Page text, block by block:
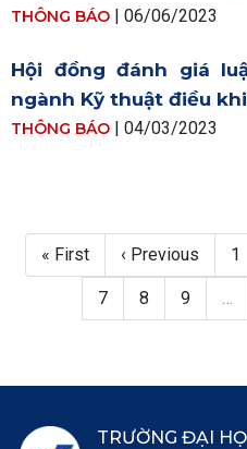
THÔNG BÁO | 06/06/2023
Hội đồng đánh giá
ngành Kỹ thuật điều
THÔNG BÁO | 04/03/2023
First page
« First Trang trước
‹ Previous 1
Page
7 Page
8 Page
9 …
TRƯỜNG ĐẠI